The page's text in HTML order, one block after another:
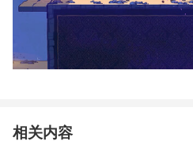
相关内容